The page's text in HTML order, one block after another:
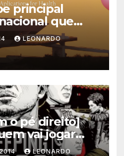
principal
que
e jogos
LEONARDO
o pé direito]
vai jogar
LEONARDO